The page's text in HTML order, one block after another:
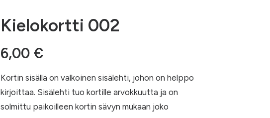
Kielokortti 002
6,00 €
Kortin sisällä on valkoinen sisälehti, johon on helppo
kirjoittaa. Sisälehti tuo kortille arvokkuutta ja on
solmittu paikoilleen kortin sävyn mukaan joko